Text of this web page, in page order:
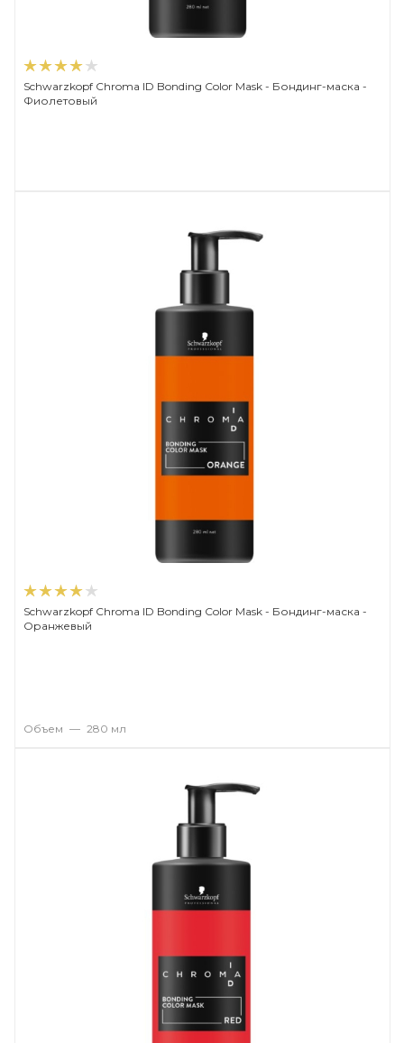
Schwarzkopf Chroma ID Bonding Color Mask - Бондинг-маска -
Фиолетовый
Schwarzkopf Chroma ID Bonding Color Mask - Бондинг-маска -
Оранжевый
Объем — 280 мл